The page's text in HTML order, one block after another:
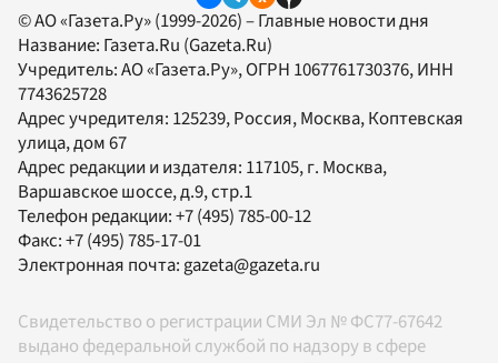
© АО «Газета.Ру» (1999-2026) – Главные новости дня
Название: Газета.Ru (Gazeta.Ru)
Учредитель:АО «Газета.Ру», ОГРН 1067761730376, ИНН
7743625728
Адрес учредителя: 125239, Россия, Москва, Коптевская
улица, дом 67
Адрес редакции и издателя: 117105, г. Москва,
Варшавское шоссе, д.9, стр.1
Телефон редакции:+7 (495) 785-00-12
Факс:+7 (495) 785-17-01
Электронная почта:gazeta@gazeta.ru
Свидетельство о регистрации СМИ Эл № ФС77-67642
выдано федеральной службой по надзору в сфере